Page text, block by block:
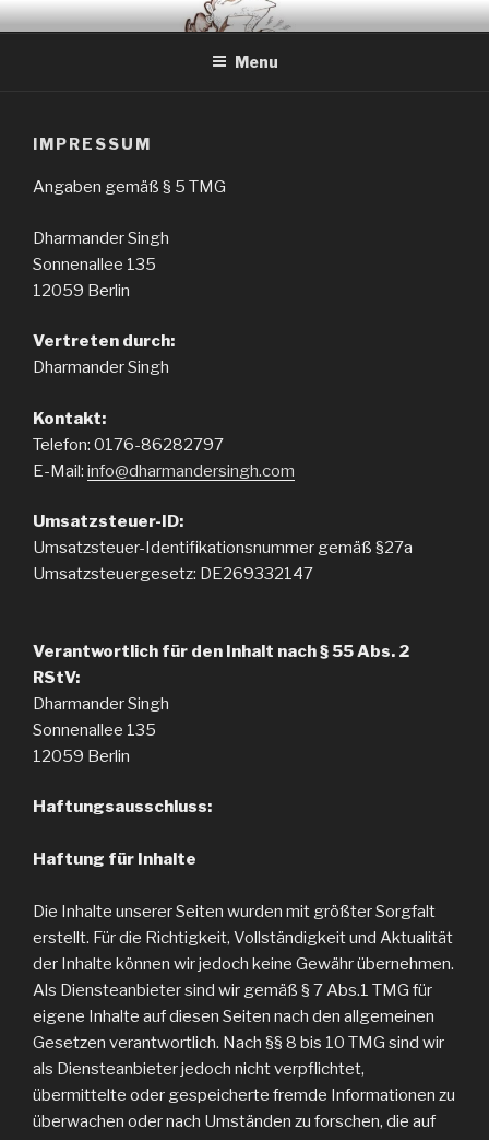
Skip
to
BERLIN BASED COMEDIAN
Info and Booking for Comedian Dharmander Singh
Menu
IMPRESSUM
Angaben gemäß § 5 TMG
Dharmander Singh
Sonnenallee 135
12059 Berlin
Vertreten durch:
Dharmander Singh
Kontakt:
Telefon: 0176-86282797
E-Mail: info@dharmandersingh.com
Umsatzsteuer-ID:
Umsatzsteuer-Identifikationsnummer gemäß §27a
Umsatzsteuergesetz: DE269332147
Verantwortlich für den Inhalt nach § 55 Abs. 2
RStV:
Dharmander Singh
Sonnenallee 135
12059 Berlin
Haftungsausschluss:
Haftung für Inhalte
Die Inhalte unserer Seiten wurden mit größter Sorgfalt
erstellt. Für die Richtigkeit, Vollständigkeit und Aktualität
der Inhalte können wir jedoch keine Gewähr übernehmen.
Als Diensteanbieter sind wir gemäß § 7 Abs.1 TMG für
eigene Inhalte auf diesen Seiten nach den allgemeinen
Gesetzen verantwortlich. Nach §§ 8 bis 10 TMG sind wir
als Diensteanbieter jedoch nicht verpflichtet,
übermittelte oder gespeicherte fremde Informationen zu
überwachen oder nach Umständen zu forschen, die auf